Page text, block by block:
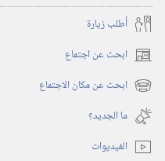
أُطلب زيارة
ابحث عن اجتماع (يفتح
نافذة ابحث عن مكان الاجتماع (يفتح
نافذة
جديدة)
ما الجديد؟‏
الفيديوات